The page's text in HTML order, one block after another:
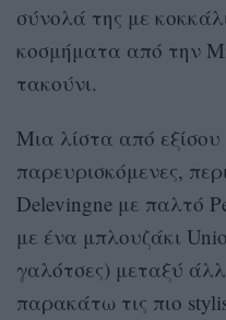
σύνολά της με
κοσμήματα από την
τακούνι.
Μια λίστα από
παρευρισκόμενες,
Delevingne με παλτό
με ένα μπλουζάκι
γαλότσες) μεταξύ
παρακάτω τις πιο